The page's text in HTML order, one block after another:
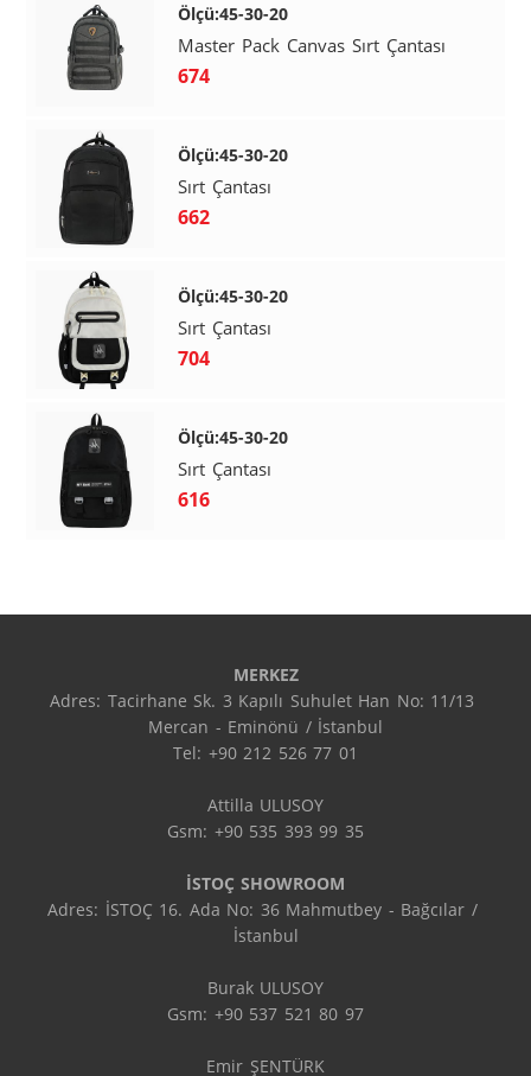
Ölçü:45-30-20
Master Pack Canvas Sırt Çantası
674
Ölçü:45-30-20
Sırt Çantası
662
Ölçü:45-30-20
Sırt Çantası
704
Ölçü:45-30-20
Sırt Çantası
616
MERKEZ
Adres: Tacirhane Sk. 3 Kapılı Suhulet Han No: 11/13
Mercan - Eminönü / İstanbul
Tel: +90 212 526 77 01
Attilla ULUSOY
Gsm: +90 535 393 99 35
İSTOÇ SHOWROOM
Adres: İSTOÇ 16. Ada No: 36 Mahmutbey - Bağcılar /
İstanbul
Burak ULUSOY
Gsm: +90 537 521 80 97
Emir ŞENTÜRK